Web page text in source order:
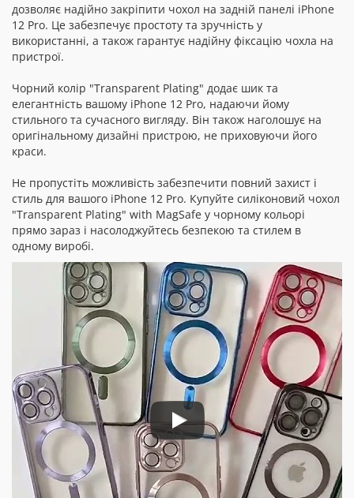
дозволяє надійно закріпити чохол на задній панелі iPhone
12 Pro. Це забезпечує простоту та зручність у
використанні, а також гарантує надійну фіксацію чохла на
пристрої.
Чорний колір "Transparent Plating" додає шик та
елегантність вашому iPhone 12 Pro, надаючи йому
стильного та сучасного вигляду. Він також наголошує на
оригінальному дизайні пристрою, не приховуючи його
краси.
Не пропустіть можливість забезпечити повний захист і
стиль для вашого iPhone 12 Pro. Купуйте силіконовий чохол
"Transparent Plating" with MagSafe у чорному кольорі
прямо зараз і насолоджуйтесь безпекою та стилем в
одному виробі.